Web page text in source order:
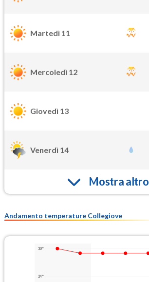
Martedì 11
Mercoledì 12
Giovedì 13
Venerdì 14
Mostra altro
Andamento temperature Collegiove
30°
24°